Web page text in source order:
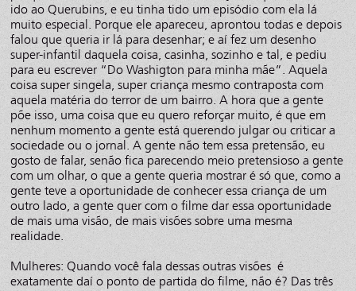
ido ao Querubins, e eu tinha tido um episódio com ela lá
muito especial. Porque ele apareceu, aprontou todas e depois
falou que queria ir lá para desenhar; e aí fez um desenho
super-infantil daquela coisa, casinha, sozinho e tal, e pediu
para eu escrever “Do Washigton para minha mãe”. Aquela
coisa super singela, super criança mesmo contraposta com
aquela matéria do terror de um bairro. A hora que a gente
põe isso, uma coisa que eu quero reforçar muito, é que em
nenhum momento a gente está querendo julgar ou criticar a
sociedade ou o jornal. A gente não tem essa pretensão, eu
gosto de falar, senão fica parecendo meio pretensioso a gente
com um olhar, o que a gente queria mostrar é só que, como a
gente teve a oportunidade de conhecer essa criança de um
outro lado, a gente quer com o filme dar essa oportunidade
de mais uma visão, de mais visões sobre uma mesma
realidade.
Mulheres: Quando você fala dessas outras visões é
exatamente daí o ponto de partida do filme, não é? Das três